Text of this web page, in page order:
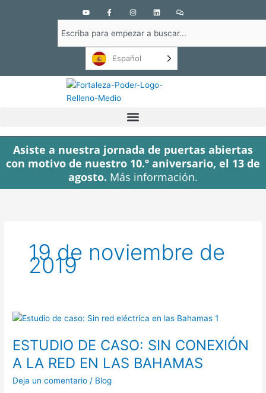
Y
o
u
t
u
b
F
a
c
e
b
o
f
I
n
s
t
a
g
a
L
i
n
k
e
d
C
o
m
e
n
t
en
Español
Asiste a nuestra jornada de puertas abiertas
con motivo de nuestro 10.º aniversario, el 13 de
agosto. Más información.
19 de noviembre de
2019
ESTUDIO DE CASO: SIN CONEXIÓN
A LA RED EN LAS BAHAMAS
Deja un comentario / Blog